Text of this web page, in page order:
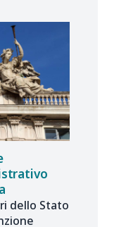
dello Stato